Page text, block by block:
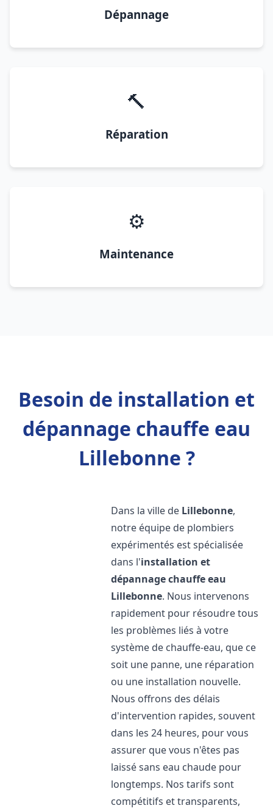
Dépannage
🔨
Réparation
⚙️
Maintenance
Besoin de installation et
dépannage chauffe eau
Lillebonne ?
Dans la ville de Lillebonne,
notre équipe de plombiers
expérimentés est spécialisée
dans l'installation et
dépannage chauffe eau
Lillebonne. Nous intervenons
rapidement pour résoudre tous
les problèmes liés à votre
système de chauffe-eau, que ce
soit une panne, une réparation
ou une installation nouvelle.
Nous offrons des délais
d'intervention rapides, souvent
dans les 24 heures, pour vous
assurer que vous n'êtes pas
laissé sans eau chaude pour
longtemps. Nos tarifs sont
compétitifs et transparents,